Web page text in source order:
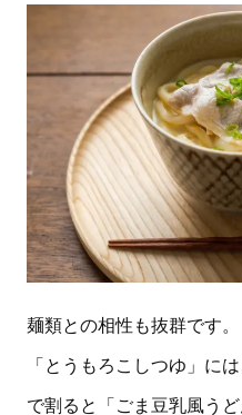
麺類との相性も抜群です。
「とうもろこしつゆ」に
で割ると「ごま豆乳風うど